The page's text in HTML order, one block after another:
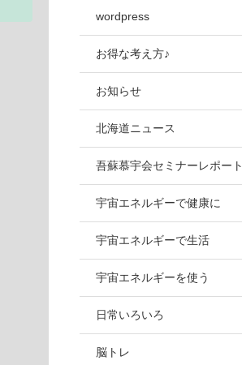
wordpress
お得な考え方♪
お知らせ
北海道ニュース
吾蘇慕宇会セミナーレポート
宇宙エネルギーで健康に
宇宙エネルギーで生活
宇宙エネルギーを使う
日常いろいろ
脳トレ